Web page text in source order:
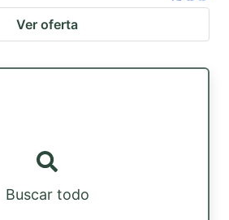
Ver oferta
Buscar todo